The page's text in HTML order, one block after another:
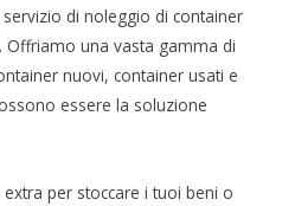
di noleggio di container
una vasta gamma di
nuovi, container usati e
essere la soluzione
per stoccare i tuoi beni o